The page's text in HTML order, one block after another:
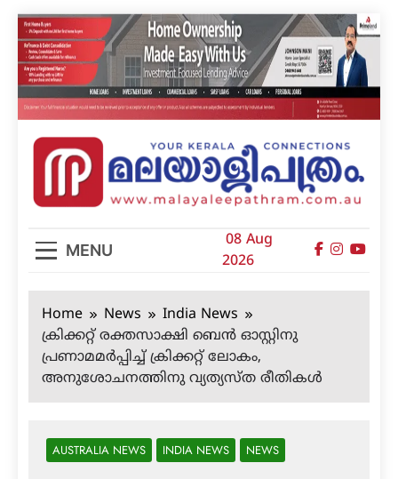
Skip
to
content
മലയാളിപത്രം
MENU
08 Aug
2026
Home News
India News
ക്രിക്കറ്റ് രക്തസാക്ഷി ബെന്‍ ഓസ്റ്റിനു
പ്രണാമമര്‍പ്പിച്ച് ക്രിക്കറ്റ് ലോകം,
അനുശോചനത്തിനു വ്യത്യസ്ത രീതികള്‍
AUSTRALIA NEWS INDIA NEWS NEWS